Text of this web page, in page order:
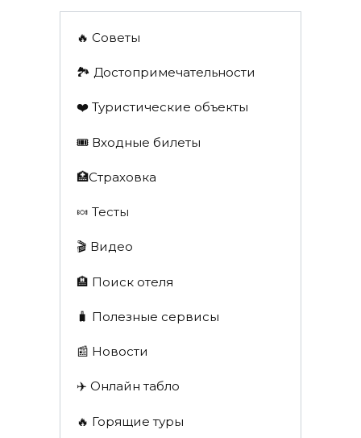
🔥 Советы
🏞️ Достопримечательности
❤️ Туристические объекты
🎟️ Входные билеты
🏥Страховка
🍬 Тесты
🎬 Видео
🏨 Поиск отеля
🧳 Полезные сервисы
📰 Новости
✈️ Онлайн табло
🔥 Горящие туры